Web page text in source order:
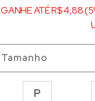
GANHE ATÉ R$ 4,88
Tamanho
P